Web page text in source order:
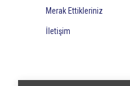
Merak Ettikleriniz
İletişim